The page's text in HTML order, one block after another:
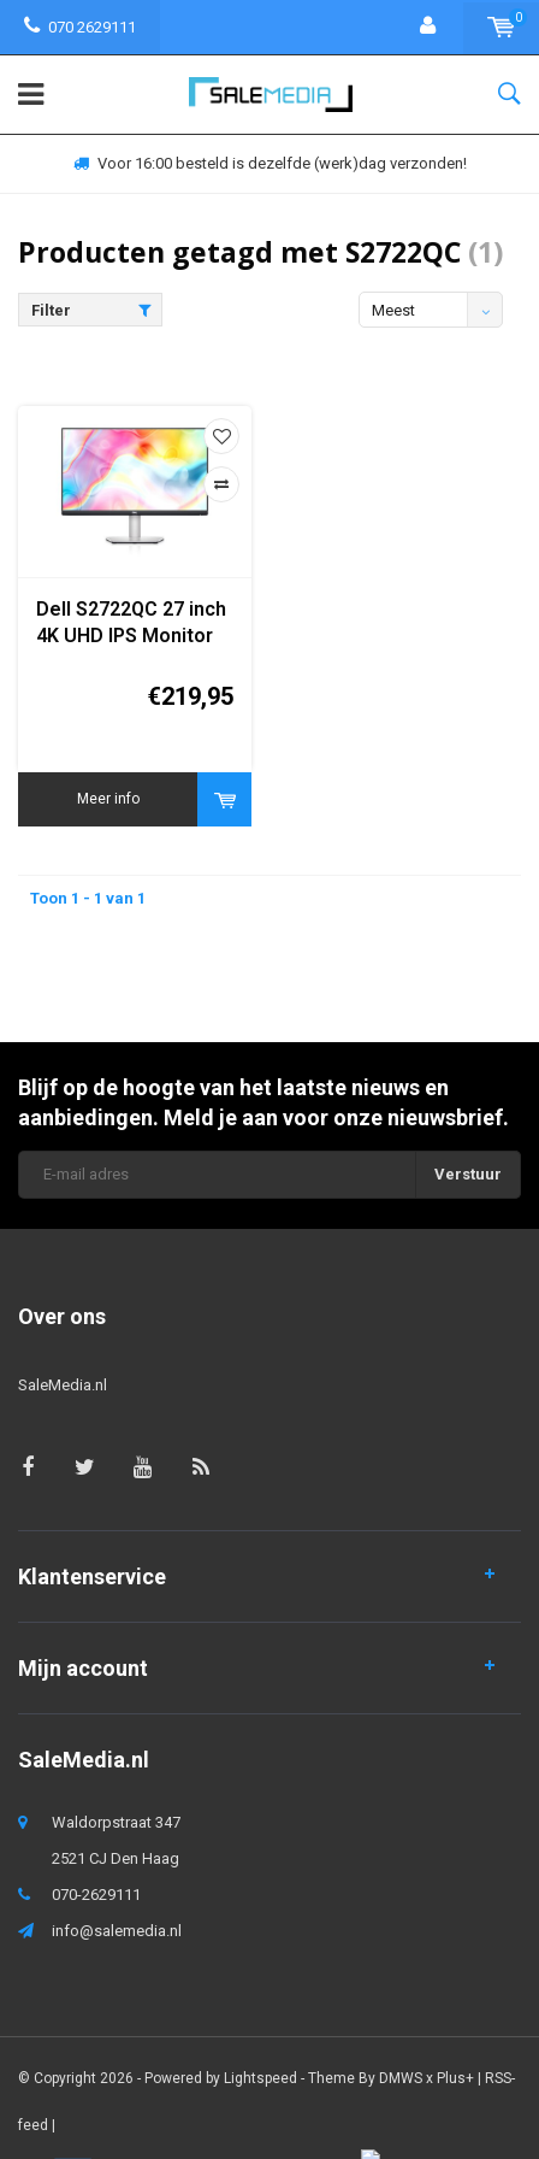
070 2629111
0
Voor 16:00 besteld is dezelfde (werk)dag verzonden!
Producten getagd met S2722QC (1)
Filter
Meest
Dell S2722QC 27 inch
4K UHD IPS Monitor
€219,95
Meer info
Toon 1 - 1 van 1
Blijf op de hoogte van het laatste nieuws en
aanbiedingen. Meld je aan voor onze nieuwsbrief.
Verstuur
Over ons
SaleMedia.nl
Klantenservice
Mijn account
SaleMedia.nl
Waldorpstraat 347
2521 CJ Den Haag
070-2629111
info@salemedia.nl
© Copyright 2026 - Powered by Lightspeed - Theme By DMWS x Plus+ | RSS-
feed |